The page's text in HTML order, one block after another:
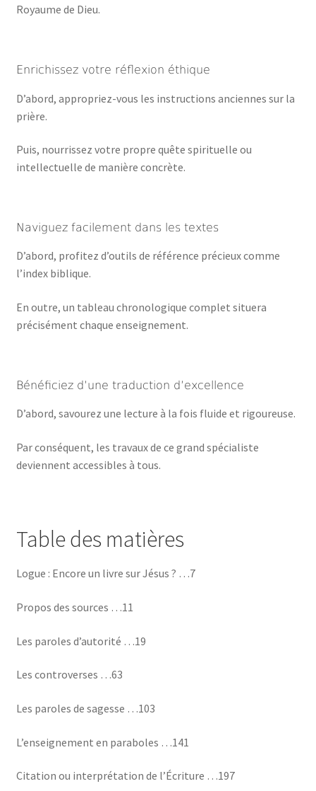
Royaume de Dieu.
Enrichissez votre réflexion éthique
D’abord, appropriez-vous les instructions anciennes sur la
prière.
Puis, nourrissez votre propre quête spirituelle ou
intellectuelle de manière concrète.
Naviguez facilement dans les textes
D’abord, profitez d’outils de référence précieux comme
l’index biblique.
En outre, un tableau chronologique complet situera
précisément chaque enseignement.
Bénéficiez d’une traduction d’excellence
D’abord, savourez une lecture à la fois fluide et rigoureuse.
Par conséquent, les travaux de ce grand spécialiste
deviennent accessibles à tous.
Table des matières
Logue : Encore un livre sur Jésus ? …7
Propos des sources …11
Les paroles d’autorité …19
Les controverses …63
Les paroles de sagesse …103
L’enseignement en paraboles …141
Citation ou interprétation de l’Écriture …197